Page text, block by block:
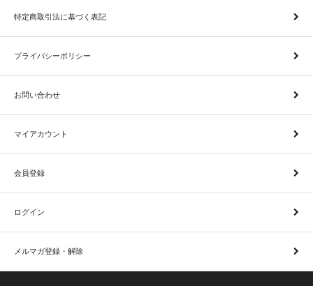
特定商取引法に基づく表記
プライバシーポリシー
お問い合わせ
マイアカウント
会員登録
ログイン
メルマガ登録・解除